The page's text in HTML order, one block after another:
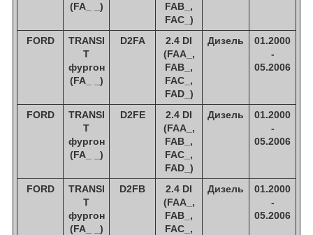
(FA_ _)
FAB_,
FAC_)
FORD
TRANSI
T
фургон
(FA_ _)
D2FA
2.4 DI
(FAA_,
FAB_,
FAC_,
FAD_)
Дизель
01.2000
-
05.2006
FORD
TRANSI
T
фургон
(FA_ _)
D2FE
2.4 DI
(FAA_,
FAB_,
FAC_,
FAD_)
Дизель
01.2000
-
05.2006
FORD
TRANSI
T
фургон
(FA_ _)
D2FB
2.4 DI
(FAA_,
FAB_,
FAC_,
Дизель
01.2000
-
05.2006